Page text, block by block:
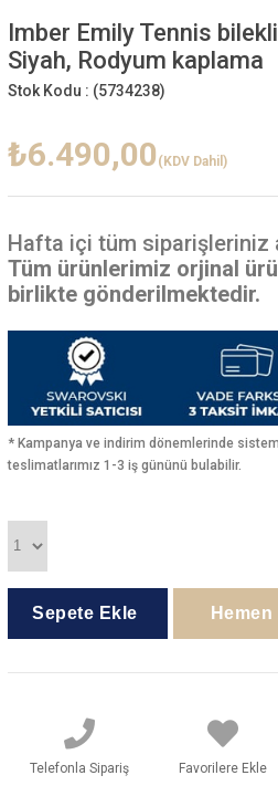
Imber Emily Tennis
Siyah, Rodyum kaplama
Stok Kodu : (5734238)
₺6.490,00 (KDV Dahil)
Hafta içi tüm siparişleriniz
Tüm ürünlerimiz orjinal
birlikte gönderilmektedir.
* Kampanya ve indirim dönemlerinde
teslimatlarımız 1-3 iş gününü bulabilir.
Telefonla Sipariş Favorilere Ekle